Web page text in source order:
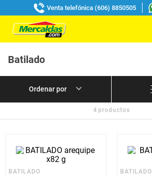
Venta telefónica (606) 8850505
Batilado
4 productos
BATILADO BATILADO